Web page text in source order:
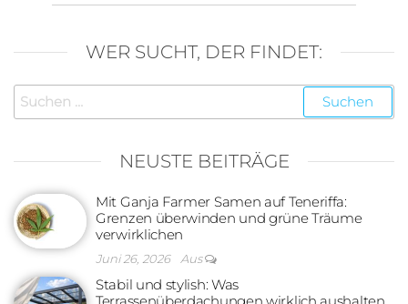
WER SUCHT, DER FINDET:
Suchen
nach:
NEUSTE BEITRÄGE
Mit Ganja Farmer Samen auf Teneriffa:
Grenzen überwinden und grüne Träume
verwirklichen
Juni 26, 2026 Aus
Stabil und stylish: Was
Terrassenüberdachungen wirklich aushalten